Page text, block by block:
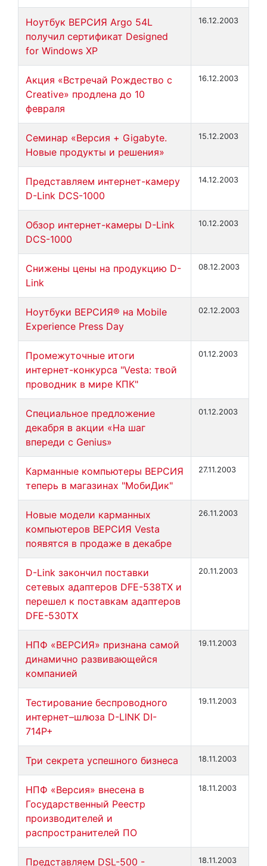
Ноутбук ВЕРСИЯ Argo 54L
получил сертификат Designed
for Windows XP
16.12.2003
Акция «Встречай Рождество с
Creative» продлена до 10
февраля
16.12.2003
Семинар «Версия + Gigabyte.
Новые продукты и решения»
15.12.2003
Представляем интернет-камеру
D-Link DCS-1000
14.12.2003
Обзор интернет-камеры D-Link
DCS-1000
10.12.2003
Снижены цены на продукцию D-
Link
08.12.2003
Ноутбуки ВЕРСИЯ® на Mobile
Experience Press Day
02.12.2003
Промежуточные итоги
интернет-конкурса "Vesta: твой
проводник в мире КПК"
01.12.2003
Специальное предложение
декабря в акции «На шаг
впереди c Genius»
01.12.2003
Карманные компьютеры ВЕРСИЯ
теперь в магазинах "МобиДик"
27.11.2003
Новые модели карманных
компьютеров ВЕРСИЯ Vesta
появятся в продаже в декабре
26.11.2003
D-Link закончил поставки
сетевых адаптеров DFE-538TХ и
перешел к поставкам адаптеров
DFE-530TX
20.11.2003
НПФ «ВЕРСИЯ» признана самой
динамично развивающейся
компанией
19.11.2003
Тестирование беспроводного
интернет–шлюза D-LINK DI-
714P+
19.11.2003
Три секрета успешного бизнеса 18.11.2003
НПФ «Версия» внесена в
Государственный Реестр
производителей и
распространителей ПО
18.11.2003
Представляем DSL-500 - 18.11.2003